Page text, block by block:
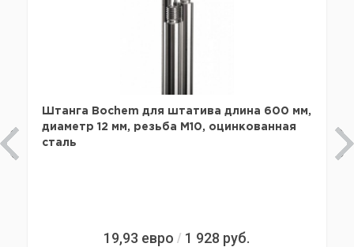
Штанга Bochem для штатива длина 600 мм,
диаметр 12 мм, резьба M10, оцинкованная
сталь
19,93 евро / 1 928 руб.